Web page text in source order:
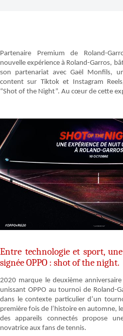
Partenaire Premium de Roland-
nouvelle expérience à Roland-Garros,
son partenariat avec Gaël Monfils,
content sur Tiktok et Instagram
“Shot of the Night”. Au cœur de cette
Entre technologie et sport,
signée OPPO : shot of the night.
2020 marque le deuxième
unissant OPPO au tournoi de Roland-
dans le contexte particulier d’un
première fois de l’histoire en automne,
des appareils connectés propose
novatrice aux fans de tennis.